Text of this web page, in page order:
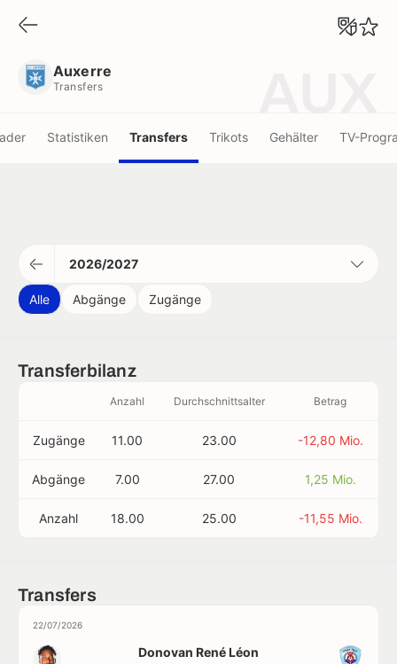
Auxerre
Transfers
Statistiken Transfers Trikots Gehälter TV-
2026/2027
Alle Abgänge Zugänge
Transferbilanz
Anzahl Durchschnittsalter Betrag
Zugänge 11.00 23.00 -12,80 Mio.
Abgänge 7.00 27.00 1,25 Mio.
Anzahl 18.00 25.00 -11,55 Mio.
Transfers
22/07/2026
Donovan René Léon